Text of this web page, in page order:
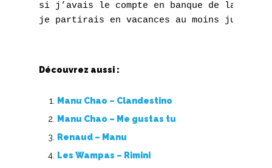
si j’avais le compte en banque de la
Découvrez aussi :
Manu Chao – Clandestino
Manu Chao – Me gustas tu
Renaud – Manu
Les Wampas – Rimini
Y
Top 100
Accords de guitare